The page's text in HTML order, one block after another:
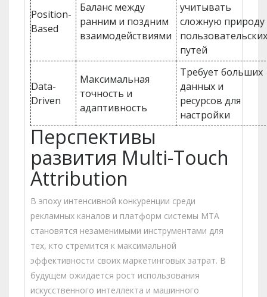
Position-
Based
Баланс между
ранним и поздним
взаимодействиями
учитывать
сложную природу
путей
Data-
Driven
Максимальная
точность и
адаптивность
Требует больших
данных и
ресурсов для
настройки
Перспективы
развития Multi-Touch
Attribution
В эпоху интенсивной конкуренции среди
рекламных каналов и платформ системы MTA
становятся незаменимыми инструментами для
тех, кто стремится к максимальной
эффективности своих маркетинговых затрат. В
будущем ожидается рост использования
искусственного интеллекта и машинного